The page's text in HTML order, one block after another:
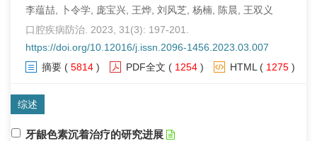
李蕴喆, 卜令学, 庞宝兴, 王烨, 刘风芝, 杨楠, 陈晨, 王双义
口腔疾病防治. 2023, 31(3): 197-201.
https://doi.org/10.12016/j.issn.2096-1456.2023.03.007
摘要 ( 5814 ) PDF全文 ( 1254 ) HTML ( 1275 )
综述
牙龈色素沉着治疗的研究进展